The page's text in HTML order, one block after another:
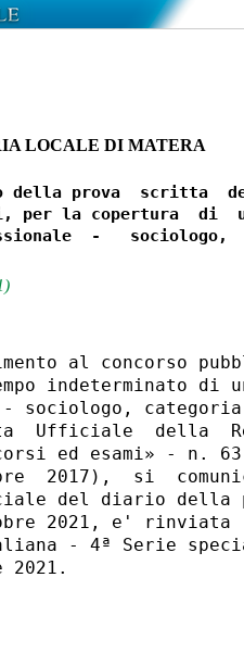
LOCALE DI MATERA
della prova  scritta
per la copertura  di
-   sociologo,
al concorso
indeterminato
- sociologo,
Ufficiale  della
ed esami» - n.
2017),  si
del diario
2021, e'
- 4ª Serie
2021.